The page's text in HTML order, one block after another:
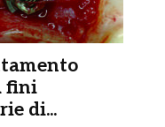
fini
di...